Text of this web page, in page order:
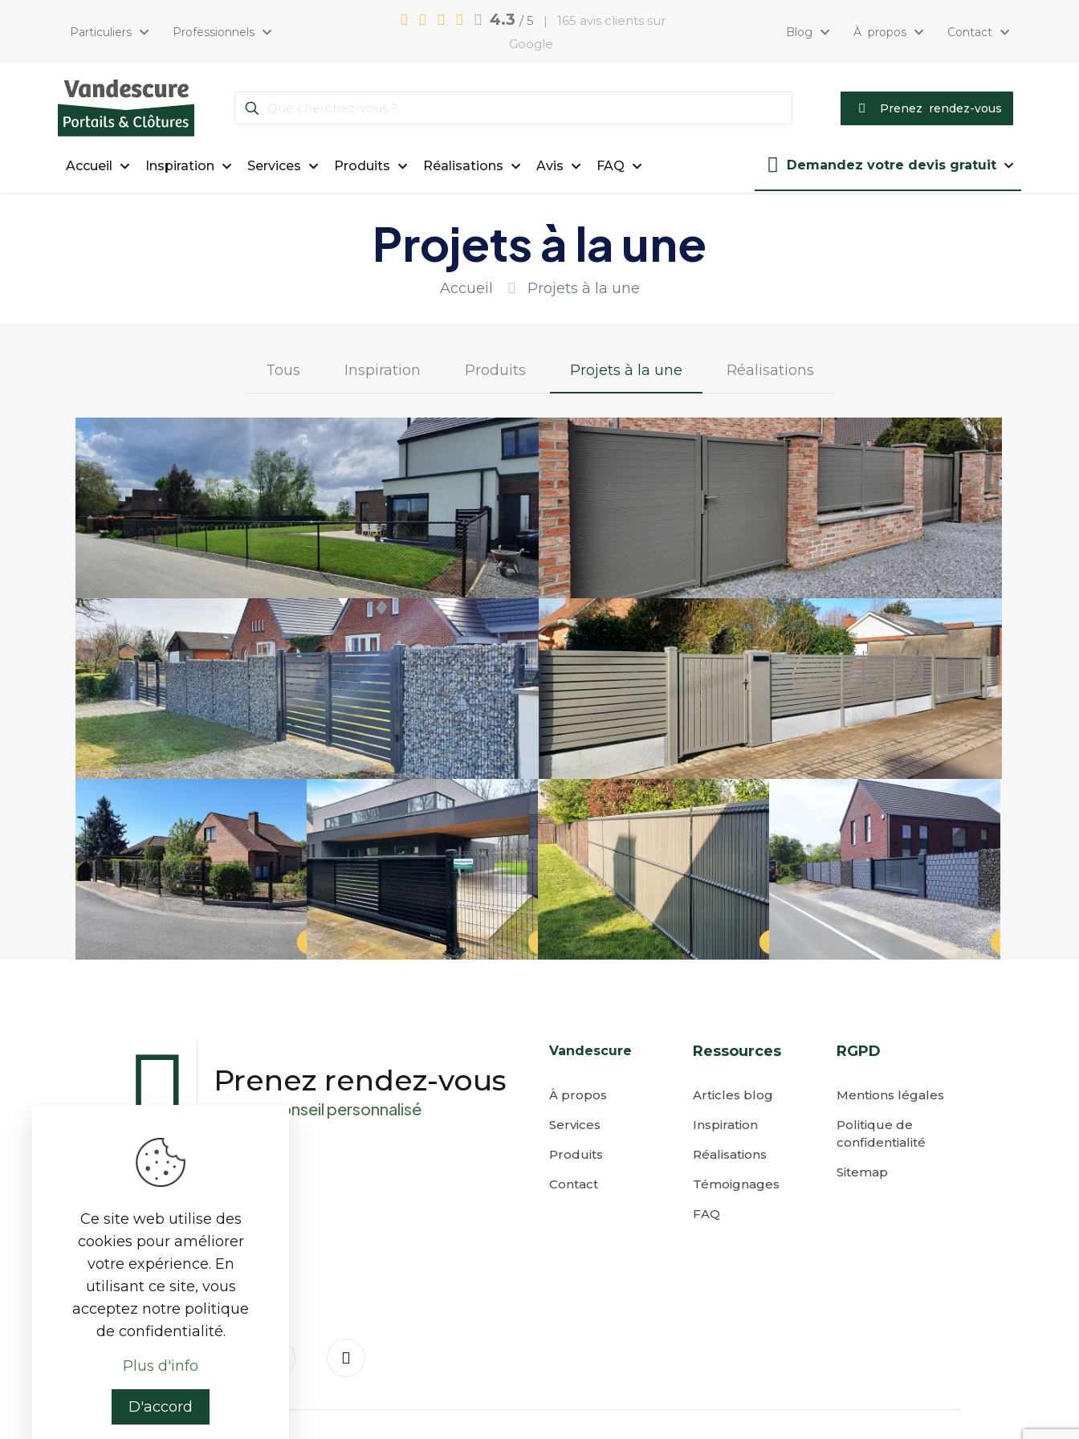
Particuliers Professionnels
4.3 / 5
| 165 avis clients sur
Google
Blog À propos Contact
Prenez rendez-vous
Accueil Inspiration Services Produits Réalisations Avis FAQ Demandez votre devis gratuit
Projets à la une
Accueil Projets à la une
Tous Inspiration Produits Projets à la une Réalisations
pour un conseil personnalisé
Prenez rendez-vous
Rue du Sûr Abri 11
068 264 110
Demandez votre devis
Vandescure
À propos
Services
Produits
Contact
Ressources
Articles blog
Inspiration
Réalisations
Témoignages
FAQ
RGPD
Mentions légales
Politique de
confidentialité
Sitemap
Ce site web utilise des
cookies pour améliorer
votre expérience. En
utilisant ce site, vous
acceptez notre politique
de confidentialité.
Plus d'info
D'accord